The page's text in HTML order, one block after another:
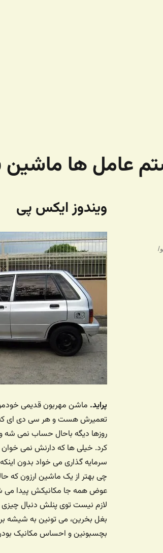
عامل ها ماشین
ویندوز ایکس پی
پراید. ماشن مهربون قدیمی
تعمیرش هست و هر سی دی ای که
روزها دیگه باحال حساب نمی
کرد. خیلی ها که دارنش نمی
سرمایه گذاری می خواد بدون
چی بهتر از یک ماشین ارزون که
عوض همه جا مکانیکش پیدا می
لازم نیست توی پنلش دنبال
بغل بخرین، می تونین به
بچسبونین و احساس مکانیک